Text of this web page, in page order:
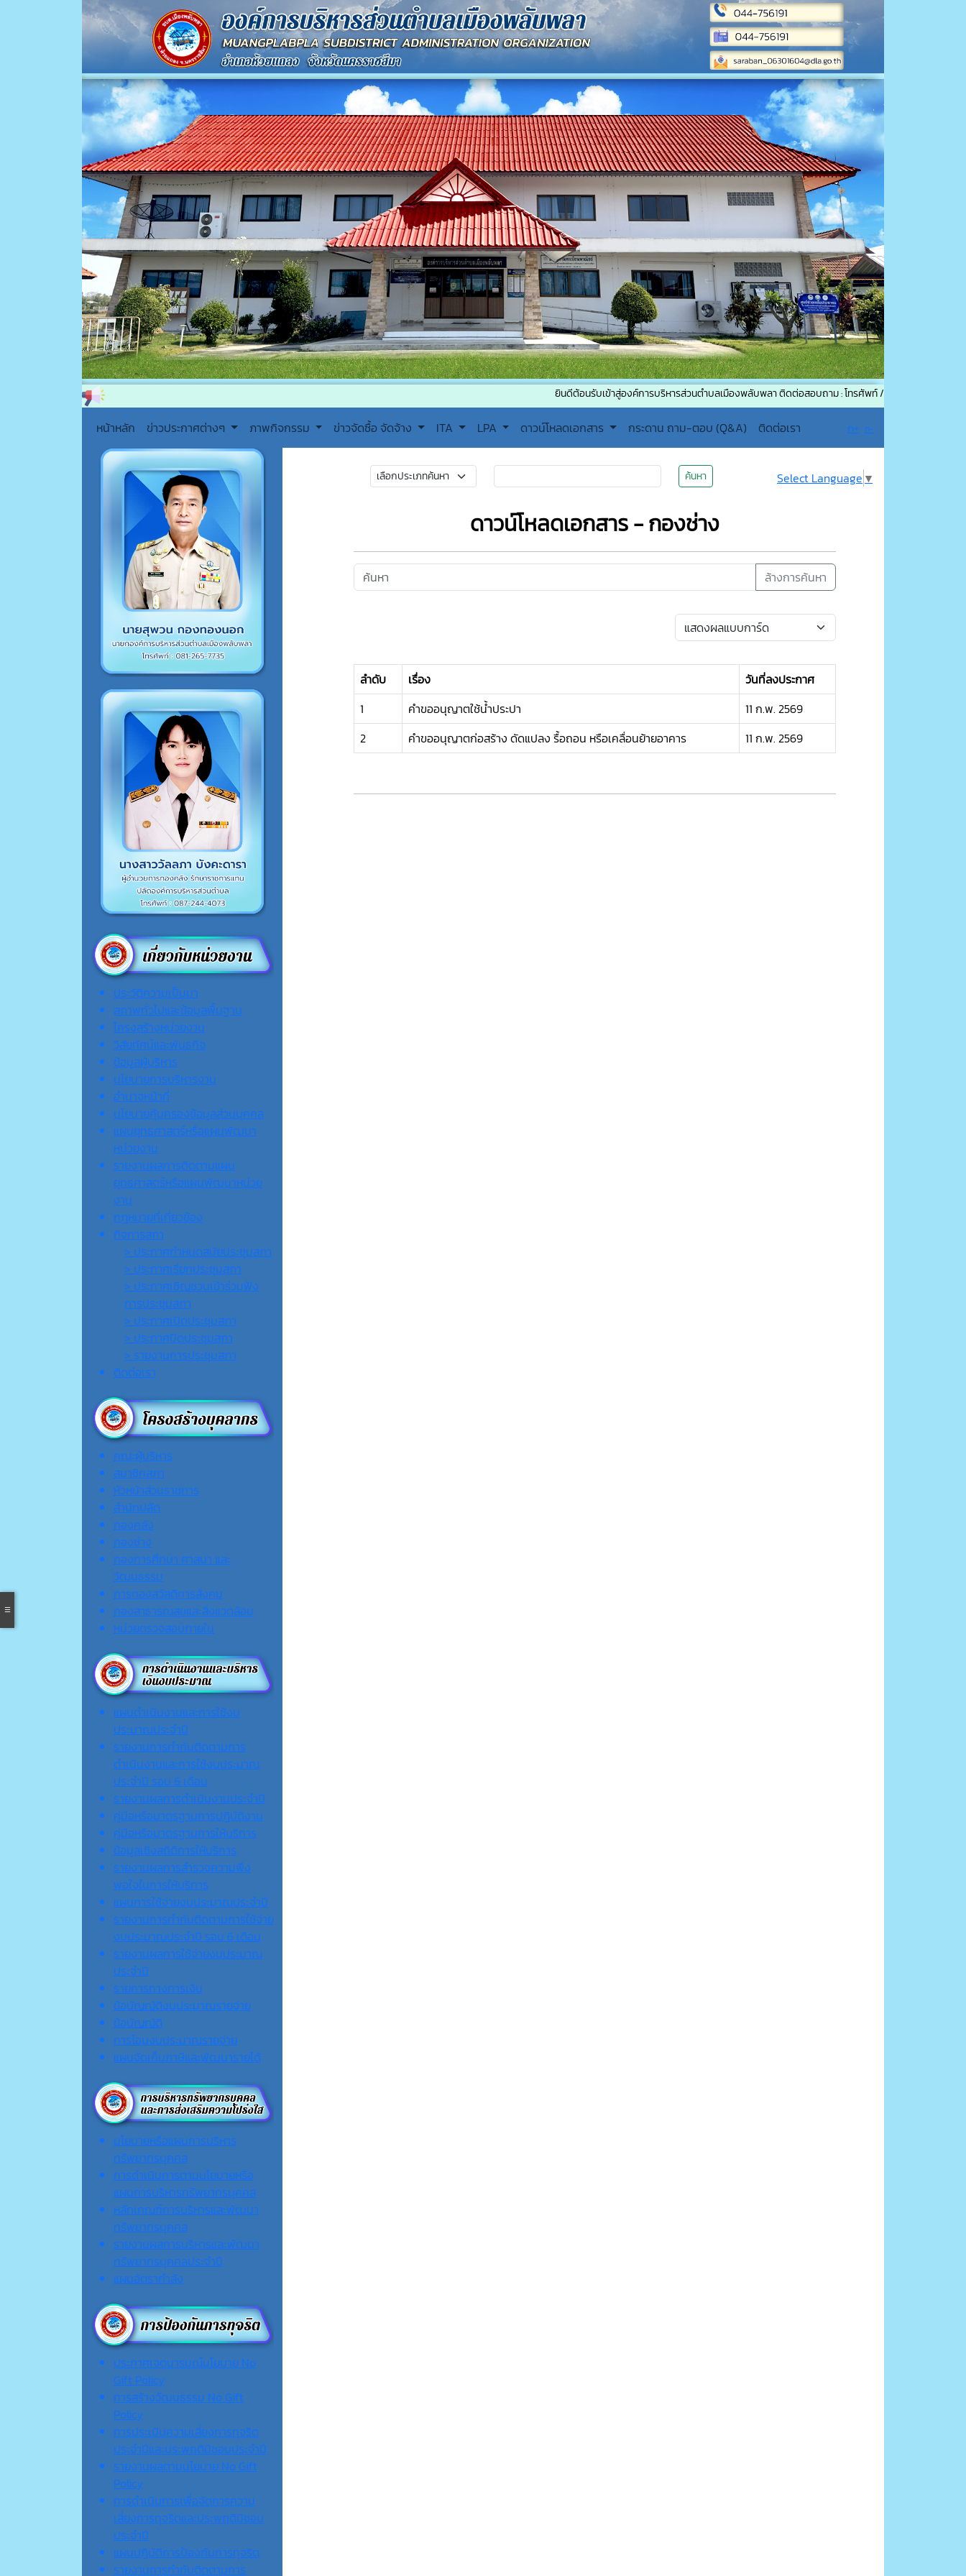
ยินดีต้อนรับเข้าสู่องค์การบริหารส่วนตำบลเมืองพลับพลา ติดต่อสอบถาม : โทรศัพท์ / โทรสาร (แฟกซ์) : 044-756191
หน้าหลัก ข่าวประกาศต่างๆ ภาพกิจกรรม ข่าวจัดซื้อ จัดจ้าง ITA LPA ดาวน์โหลดเอกสาร กระดาน ถาม-ตอบ (Q&A) ติดต่อเรา ก+ ก-
ประวัติความเป็นมา
สภาพทั่วไปและข้อมูลพื้นฐาน
โครงสร้างหน่วยงาน
วิสัยทัศน์และพันธกิจ
ข้อมูลผู้บริหาร
นโยบายการบริหารงาน
อำนาจหน้าที่
นโยบายคุ้มครองข้อมูลส่วนบุคคล
แผนยุทธศาสตร์หรือแผนพัฒนา
หน่วยงาน
รายงานผลการติดตามแผน
ยุทธศาสตร์หรือแผนพัฒนาหน่วย
งาน
กฎหมายที่เกี่ยวข้อง
กิจการสภา
> ประกาศกำหนดสมัยประชุมสภา
> ประกาศเรียกประชุมสภา
> ประกาศเชิญชวนเข้าร่วมฟัง
การประชุมสภา
> ประกาศเปิดประชุมสภา
> ประกาศปิดประชุมสภา
> รายงานการประชุมสภา
ติดต่อเรา
คณะผู้บริหาร
สมาชิกสภา
หัวหน้าส่วนราชการ
สำนักปลัด
กองคลัง
กองช่าง
กองการศึกษา ศาสนา และ
วัฒนธรรม
การกองสวัสดิการสังคม
กองสาธารณสุขและสิ่งแวดล้อม
หน่วยตรวจสอบภายใน
แผนดำเนินงานและการใช้งบ
ประมาณประจำปี
รายงานการกำกับติดตามการ
ดำเนินงานและการใช้งบประมาณ
ประจำปี รอบ 6 เดือน
รายงานผลการดำเนินงานประจำปี
คู่มือหรือมาตรฐานการปฏิบัติงาน
คู่มือหรือมาตรฐานการให้บริการ
ข้อมูลเชิงสถิติการให้บริการ
รายงานผลการสำรวจความพึง
พอใจในการให้บริการ
แผนการใช้จ่ายงบประมาณประจำปี
รายงานการกำกับติดตามการใช้จ่าย
งบประมาณประจำปี รอบ 6 เดือน
รายงานผลการใช้จ่ายงบประมาณ
ประจำปี
รายการทางการเงิน
ข้อบัญญัติงบประมาณรายจ่าย
ข้อบัญญัติ
การโอนงบประมาณรายจ่าย
แผนจัดเก็บภาษีและพัฒนารายได้
นโยบายหรือแผนการบริหาร
ทรัพยากรบุคคล
การดำเนินการตามนโยบายหรือ
แผนการบริหารทรัพยากรบุคคล
หลักเกณฑ์การบริหารและพัฒนา
ทรัพยากรบุคคล
รายงานผลการบริหารและพัฒนา
ทรัพยากรบุคคลประจำปี
แผนอัตรากำลัง
ประกาศเจตนารมณ์นโยบาย No
Gift Policy
การสร้างวัฒนธรรม No Gift
Policy
การประเมินความเสี่ยงการทุจริต
ประจำปีและประพฤติมิชอบประจำปี
รายงานผลตามนโยบาย No Gift
Policy
การดำเนินการเพื่อจัดการความ
เสี่ยงการทุจริตและประพฤติมิชอบ
ประจำปี
แผนปฏิบัติการป้องกันการทุจริต
รายงานการกำกับติดตามการ
ค้นหา Select Language ▼
ดาวน์โหลดเอกสาร - กองช่าง
ล้างการค้นหา
ลำดับ เรื่อง
วันที่ลงประกาศ
1
คำขออนุญาตใช้น้ำประปา
11 ก.พ. 2569
2
คำขออนุญาตก่อสร้าง ดัดแปลง รื้อถอน หรือเคลื่อนย้ายอาคาร 11 ก.พ. 2569